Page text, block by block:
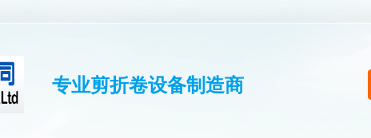
专业剪折卷设备制造商